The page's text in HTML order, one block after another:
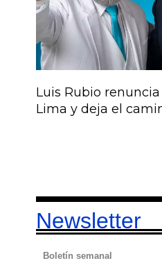
Luis Rubio
Lima y deja el
Boletín semanal